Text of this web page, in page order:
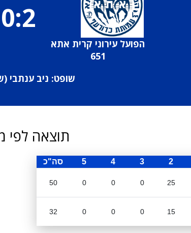
הפועל עירוני קרית אתא
651
0:2
שופט: ניב ענתבי (
תוצאה לפי
2
3
4
5 סה"כ
25
0
0
0
50
15
0
0
0
32